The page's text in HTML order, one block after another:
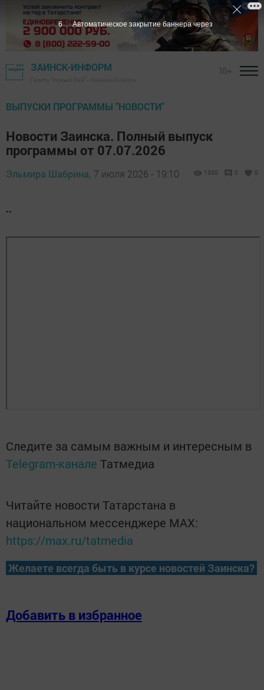
ЗАИНСК-ИНФОРМ
ВЫПУСКИ ПРОГРАММЫ "НОВОСТИ"
Новости Заинска. Полный выпуск
программы от 07.07.2026
Эльмира Шабрина, 7 июля 2026 - 19:10 1330 0 0
..
Следите за самым важным и интересным в
Telegram-канале Татмедиа
Читайте новости Татарстана в
национальном мессенджере MАХ:
https://max.ru/tatmedia
Желаете всегда быть в курсе новостей Заинска?
Добавить в избранное
4 Автоматическое закрытие баннера через